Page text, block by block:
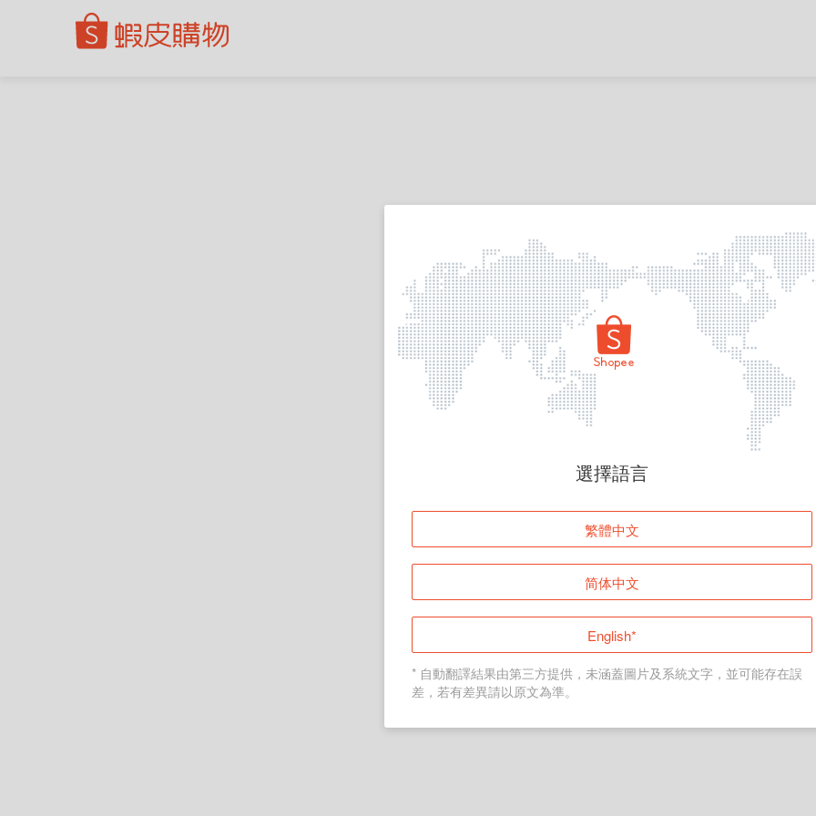
頁面無法顯示
登入
返回首頁
選擇語言
繁體中文
简体中文
English*
* 自動翻譯結果由第三方提供，未涵蓋圖片及系統文字，並可能存在誤
差，若有差異請以原文為準。